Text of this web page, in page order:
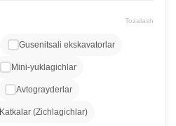
Tozalash
Gusenitsali ekskavatorlar
Mini-yuklagichlar
Avtograyderlar
Katkalar (Zichlagichlar)